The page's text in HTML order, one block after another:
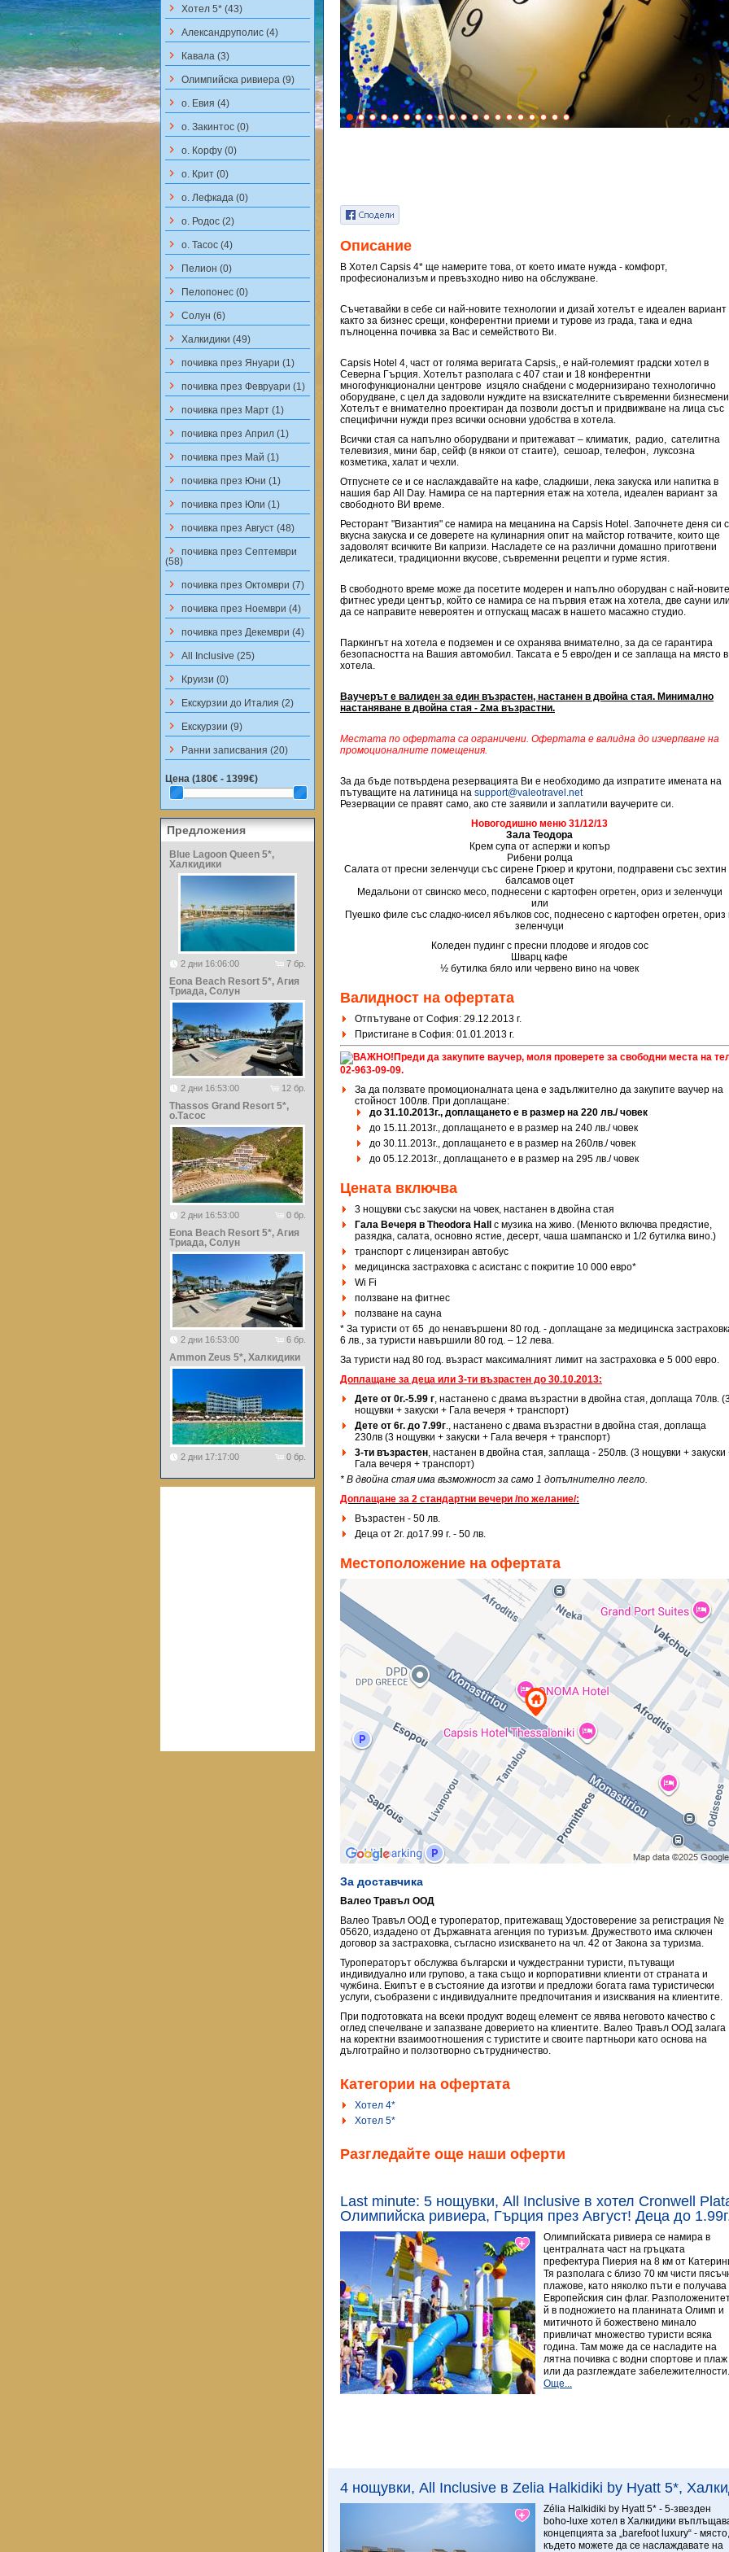
Описание
В Хотел Capsis 4* ще намерите това, от което имате нужда - комфорт,
професионализъм и превъзходно ниво на обслужване.
Съчетавайки в себе си най-новите технологии и дизай хотелът е идеален вариант
както за бизнес срещи, конферентни приеми и турове из града, така и една
пълноценна почивка за Вас и семейството Ви.
Capsis Hotel 4, част от голяма веригата Capsis,, е най-големият градски хотел в
Северна Гърция. Хотелът разполага с 407 стаи и 18 конферентни
многофункционални центрове изцяло снабдени с модернизирано технологично
оборудване, с цел да задоволи нуждите на взискателните съвременни
Хотелът е внимателно проектиран да позволи достъп и придвижване на лица със
специфични нужди през всички основни удобства в хотела.
Всички стая са напълно оборудвани и притежават – климатик, радио, сателитна
телевизия, мини бар, сейф (в някои от стаите), сешоар, телефон, луксозна
козметика, халат и чехли.
Отпуснете се и се наслаждавайте на кафе, сладкиши, лека закуска или напитка в
нашия бар All Day. Намира се на партерния етаж на хотела, идеален вариант за
свободното ВИ време.
Ресторант "Византия" се намира на мецанина на Capsis Hotel. Започнете деня си с
вкусна закуска и се доверете на кулинарния опит на майстор готвачите, които ще
задоволят всичките Ви капризи. Насладете се на различни домашно приготвени
деликатеси, традиционни вкусове, съвременни рецепти и гурме ястия.
В свободното време може да посетите модерен и напълно оборудван с най-новите
фитнес уреди център, който се намира се на първия етаж на хотела, две сауни или
да се направите невероятен и отпускащ масаж в нашето масажно студио.
Паркингът на хотела е подземен и се охранява внимателно, за да се гарантира
безопасността на Вашия автомобил. Таксата е 5 евро/ден и се заплаща на място в
хотела.
Ваучерът е валиден за един възрастен, настанен в двойна стая. Минимално
настаняване в двойна стая - 2ма възрастни.
Местата по офертата са ограничени. Офертата е валидна до изчерпване на
промоционалните помещения.
За да бъде потвърдена резервацията Ви е необходимо да изпратите имената на
пътуващите на латиница на support@valeotravel.net
Резервации се правят само, ако сте заявили и заплатили ваучерите си.
Новогодишно меню 31/12/13
Зала Теодора
Крем супа от аспержи и копър
Рибени ролца
Салата от пресни зеленчуци със сирене Грюер и крутони, подправени със зехтин
балсамов оцет
Медальони от свинско месо, поднесени с картофен огретен, ориз и зеленчуци
или
Пуешко филе със сладко-кисел ябълков сос, поднесено с картофен огретен, ориз
зеленчуци
Коледен пудинг с пресни плодове и ягодов сос
Шварц кафе
½ бутилка бяло или червено вино на човек
Валидност на офертата
Отпътуване от София: 29.12.2013 г.
Пристигане в София: 01.01.2013 г.
Преди да закупите ваучер, моля проверете за свободни места на
02-963-09-09.
За да ползвате промоционалната цена е задължително да закупите ваучер на
стойност 100лв. При доплащане:
до 31.10.2013г., доплащането е в размер на 220 лв./ човек
до 15.11.2013г., доплащането е в размер на 240 лв./ човек
до 30.11.2013г., доплащането е в размер на 260лв./ човек
до 05.12.2013г., доплащането е в размер на 295 лв./ човек
Цената включва
3 нощувки със закуски на човек, настанен в двойна стая
Гала Вечеря в Theodora Hall с музика на живо. (Менюто включва предястие,
разядка, салата, основно ястие, десерт, чаша шампанско и 1/2 бутилка вино.)
транспорт с лицензиран автобус
медицинска застраховка с асистанс с покритие 10 000 евро*
Wi Fi
ползване на фитнес
ползване на сауна
* За туристи от 65 до ненавършени 80 год. - доплащане за медицинска
6 лв., за туристи навършили 80 год. – 12 лева.
За туристи над 80 год. възраст максималният лимит на застраховка е 5 000 евро.
Доплащане за деца или 3-ти възрастен до 30.10.2013:
Дете от 0г.-5.99 г, настанено с двама възрастни в двойна стая, доплаща 70лв.
нощувки + закуски + Гала вечеря + транспорт)
Дете от 6г. до 7.99г., настанено с двама възрастни в двойна стая, доплаща
230лв (3 нощувки + закуски + Гала вечеря + транспорт)
3-ти възрастен, настанен в двойна стая, заплаща - 250лв. (3 нощувки + закуски
Гала вечеря + транспорт)
* В двойна стая има възможност за само 1 допълнително легло.
Доплащане за 2 стандартни вечери /по желание/:
Възрастен - 50 лв.
Деца от 2г. до17.99 г. - 50 лв.
Местоположение на офертата
За доставчика
Валео Травъл ООД
Валео Травъл ООД е туроператор, притежаващ Удостоверение за регистрация №
05620, издадено от Държавната агенция по туризъм. Дружеството има сключен
договор за застраховка, съгласно изискването на чл. 42 от Закона за туризма.
Туроператорът обслужва български и чуждестранни туристи, пътуващи
индивидуално или групово, а така също и корпоративни клиенти от страната и
чужбина. Екипът е в състояние да изготви и предложи богата гама туристически
услуги, съобразени с индивидуалните предпочитания и изисквания на клиентите.
При подготовката на всеки продукт водещ елемент се явява неговото качество с
оглед спечелване и запазване доверието на клиентите. Валео Травъл ООД залага
на коректни взаимоотношения с туристите и своите партньори като основа на
дълготрайно и ползотворно сътрудничество.
Категории на офертата
Хотел 4*
Хотел 5*
Разгледайте още наши оферти
Last minute: 5 нощувки, All Inclusive в хотел Cronwell
Олимпийска ривиера, Гърция през Август! Деца до
8.78 Превъзходен
Олимпийската ривиера се намира в
централната част на гръцката
префектура Пиерия на 8 км от
Тя разполага с близо 70 км чисти
плажове, като няколко пъти е получава
Европейския син флаг.
й в подножието на планината Олимп и
митичното й божествено минало
привличат множество туристи всяка
година. Там може да се насладите на
лятна почивка с водни спортове и плаж
или да разглеждате забележителности.
Още...
4 нощувки, All Inclusive в Zelia Halkidiki by Hyatt 5*,
Zélia Halkidiki by Hyatt 5* - 5-звезден
boho-luxe хотел в Халкидики
концепцията за „barefoot luxury“ - място,
където можете да се наслаждавате на
keyboard_arrow_right Хотел 5* (43)
keyboard_arrow_right Aлександруполис (4)
keyboard_arrow_right Кавала (3)
keyboard_arrow_right Олимпийска ривиера (9)
keyboard_arrow_right о. Евия (4)
keyboard_arrow_right о. Закинтос (0)
keyboard_arrow_right о. Корфу (0)
keyboard_arrow_right о. Крит (0)
keyboard_arrow_right о. Лефкада (0)
keyboard_arrow_right о. Родос (2)
keyboard_arrow_right о. Тасос (4)
keyboard_arrow_right Пелион (0)
keyboard_arrow_right Пелопонес (0)
keyboard_arrow_right Солун (6)
keyboard_arrow_right Халкидики (49)
keyboard_arrow_right почивка през Януари (1)
keyboard_arrow_right почивка през Февруари (1)
keyboard_arrow_right почивка през Март (1)
keyboard_arrow_right почивка през Април (1)
keyboard_arrow_right почивка през Май (1)
keyboard_arrow_right почивка през Юни (1)
keyboard_arrow_right почивка през Юли (1)
keyboard_arrow_right почивка през Август (48)
keyboard_arrow_right почивка през Септември
(58)
keyboard_arrow_right почивка през Октомври (7)
keyboard_arrow_right почивка през Ноември (4)
keyboard_arrow_right почивка през Декември (4)
keyboard_arrow_right All Inclusive (25)
keyboard_arrow_right Круизи (0)
keyboard_arrow_right Екскурзии до Италия (2)
keyboard_arrow_right Екскурзии (9)
keyboard_arrow_right Ранни записвания (20)
Цена (180€ - 1399€)
Предложения
Blue Lagoon Queen 5*,
Халкидики
2 дни 16:06:00 7 бр.
Eona Beach Resort 5*, Агия
Триада, Солун
2 дни 16:53:00 12 бр.
Thassos Grand Resort 5*,
о.Тасос
2 дни 16:53:00 0 бр.
Eona Beach Resort 5*, Агия
Триада, Солун
2 дни 16:53:00 6 бр.
Ammon Zeus 5*, Халкидики
2 дни 17:17:00 0 бр.